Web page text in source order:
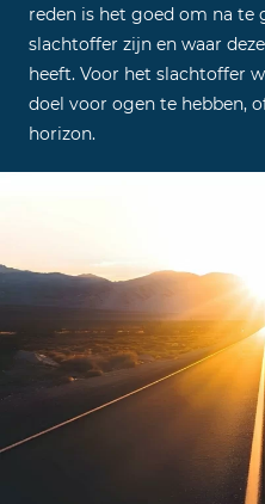
reden is het goed om na te
slachtoffer zijn en waar
heeft. Voor het slachtoffer
doel voor ogen te hebben,
horizon.